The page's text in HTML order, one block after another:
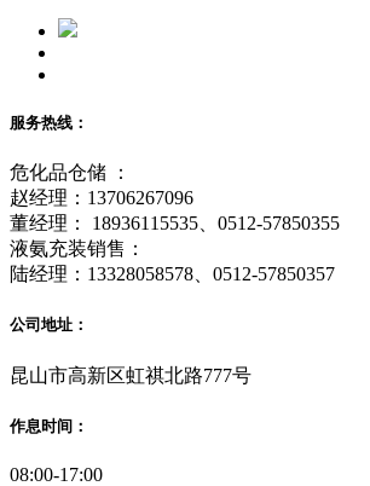
服务热线：
危化品仓储 ：
赵经理：13706267096
董经理： 18936115535、0512-57850355
液氨充装销售：
陆经理：13328058578、0512-57850357
公司地址：
昆山市高新区虹祺北路777号
作息时间：
08:00-17:00